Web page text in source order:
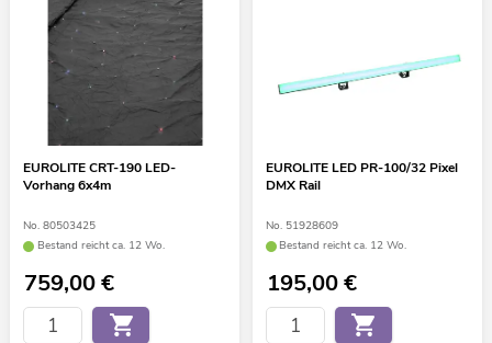
EUROLITE CRT-190 LED-
Vorhang 6x4m
No. 80503425
Bestand reicht ca. 12 Wo.
759,00€
EUROLITE LED PR-100/32 Pixel
DMX Rail
No. 51928609
Bestand reicht ca. 12 Wo.
195,00€